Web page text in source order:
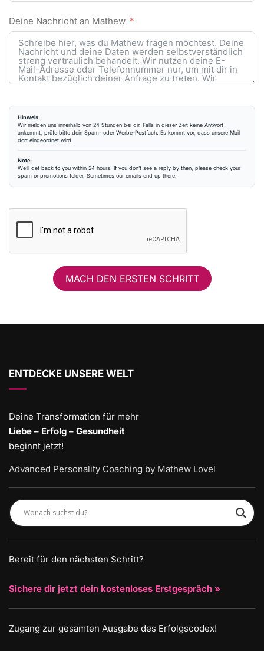
Deine Nachricht an Mathew
Hinweis:
Wir melden uns innerhalb von 24 Stunden bei dir. Falls in dieser Zeit keine Antwort
ankommt, prüfe bitte dein Spam- oder Werbe-Postfach. Es kommt vor, dass unsere Mail
dort eingeordnet wird.
Note:
We’ll get back to you within 24 hours. If you don’t see a reply by then, please check your
spam or promotions folder. Sometimes our emails end up there.
MACH DEN ERSTEN SCHRITT
ENTDECKE UNSERE WELT
Deine Transformation für mehr
Liebe – Erfolg – Gesundheit
beginnt jetzt!
Advanced Personality Coaching by Mathew Lovel
Bereit für den nächsten Schritt?
Sichere dir jetzt dein kostenloses Erstgespräch »
Zugang zur gesamten Ausgabe des Erfolgscodex!